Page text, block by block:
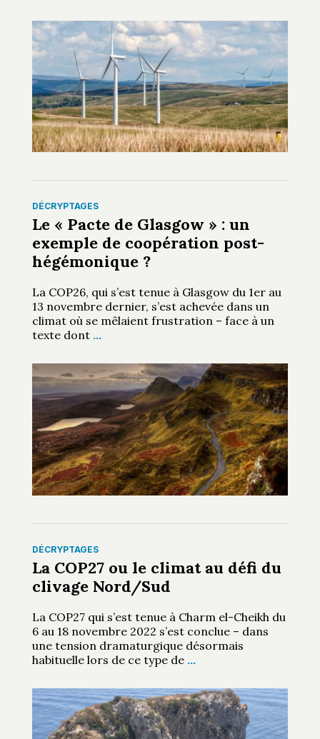
DÉCRYPTAGES
Le « Pacte de Glasgow » : un
exemple de coopération post-
hégémonique ?
La COP26, qui s’est tenue à Glasgow du 1er au
13 novembre dernier, s’est achevée dans un
climat où se mêlaient frustration – face à un
texte dont …
DÉCRYPTAGES
La COP27 ou le climat au défi du
clivage Nord/Sud
La COP27 qui s’est tenue à Charm el-Cheikh du
6 au 18 novembre 2022 s’est conclue – dans
une tension dramaturgique désormais
habituelle lors de ce type de …